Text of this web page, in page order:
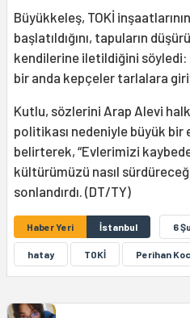
Büyükkeleş, TOKİ
başlatıldığını, tapuların
kendilerine iletildiğini söyledi:
bir anda kepçeler tarlalara
Kutlu, sözlerini Arap Alevi
politikası nedeniyle büyük bir
belirterek, “Evlerimizi
kültürümüzü nasıl
sonlandırdı. (DT/TY)
Haber Yeri İstanbul 6
hatay TOKİ Perihan